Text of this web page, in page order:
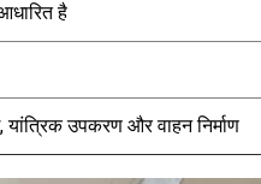
है
यांत्रिक उपकरण और वाहन निर्माण